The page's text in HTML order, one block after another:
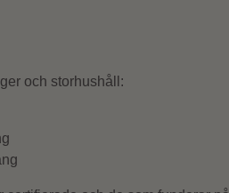
och storhushåll: